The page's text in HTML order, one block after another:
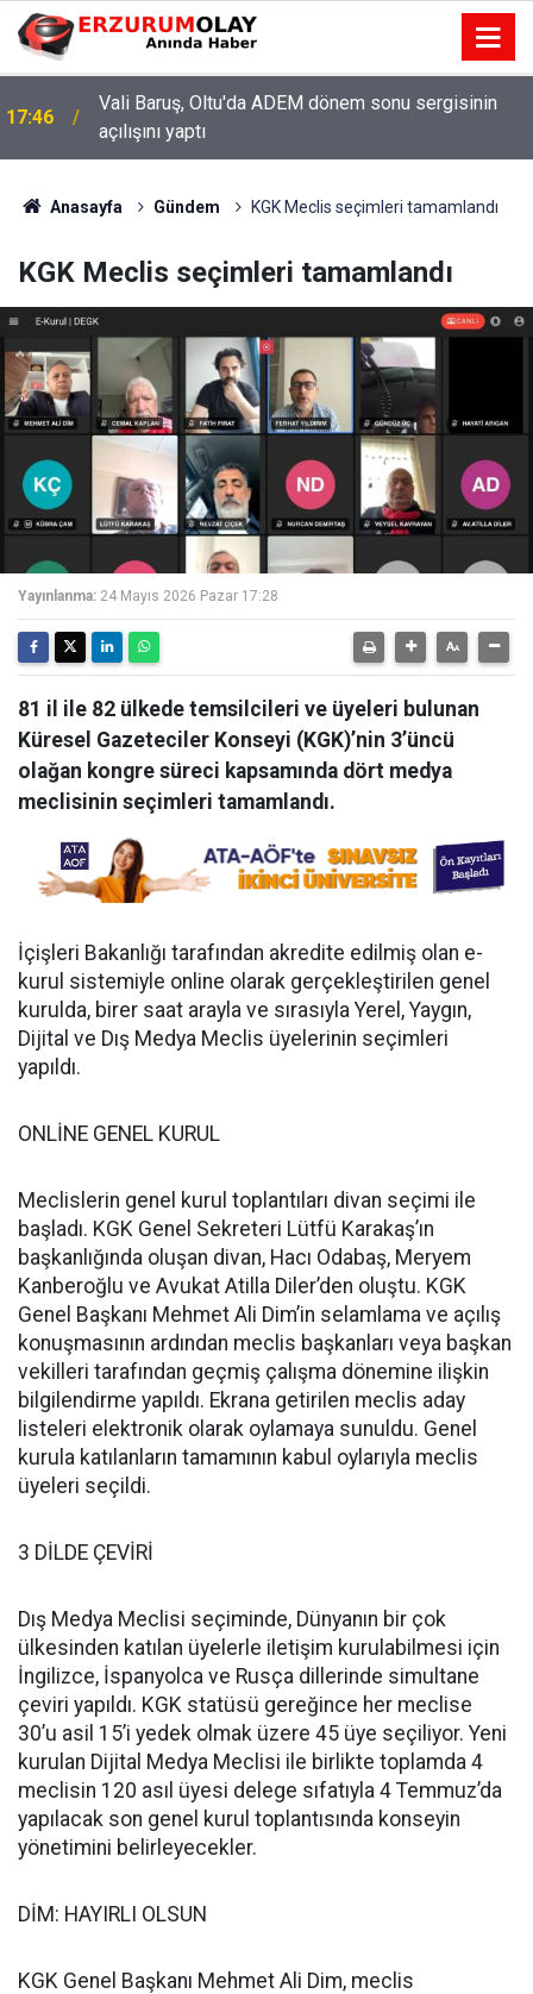
17:42
Şenkaya Belediye Başkanı Görbil Özcan partisinden
istifa etti
Anasayfa Gündem KGK Meclis seçimleri tamamlandı
KGK Meclis seçimleri tamamlandı
Yayınlanma: 24 Mayıs 2026 Pazar 17:28
81 il ile 82 ülkede temsilcileri ve üyeleri bulunan
Küresel Gazeteciler Konseyi (KGK)’nin 3’üncü
olağan kongre süreci kapsamında dört medya
meclisinin seçimleri tamamlandı.
İçişleri Bakanlığı tarafından akredite edilmiş olan e-
kurul sistemiyle online olarak gerçekleştirilen genel
kurulda, birer saat arayla ve sırasıyla Yerel, Yaygın,
Dijital ve Dış Medya Meclis üyelerinin seçimleri
yapıldı.
ONLİNE GENEL KURUL
Meclislerin genel kurul toplantıları divan seçimi ile
başladı. KGK Genel Sekreteri Lütfü Karakaş’ın
başkanlığında oluşan divan, Hacı Odabaş, Meryem
Kanberoğlu ve Avukat Atilla Diler’den oluştu. KGK
Genel Başkanı Mehmet Ali Dim’in selamlama ve açılış
konuşmasının ardından meclis başkanları veya başkan
vekilleri tarafından geçmiş çalışma dönemine ilişkin
bilgilendirme yapıldı. Ekrana getirilen meclis aday
listeleri elektronik olarak oylamaya sunuldu. Genel
kurula katılanların tamamının kabul oylarıyla meclis
üyeleri seçildi.
3 DİLDE ÇEVİRİ
Dış Medya Meclisi seçiminde, Dünyanın bir çok
ülkesinden katılan üyelerle iletişim kurulabilmesi için
İngilizce, İspanyolca ve Rusça dillerinde simultane
çeviri yapıldı. KGK statüsü gereğince her meclise
30’u asil 15’i yedek olmak üzere 45 üye seçiliyor. Yeni
kurulan Dijital Medya Meclisi ile birlikte toplamda 4
meclisin 120 asıl üyesi delege sıfatıyla 4 Temmuz’da
yapılacak son genel kurul toplantısında konseyin
yönetimini belirleyecekler.
DİM: HAYIRLI OLSUN
KGK Genel Başkanı Mehmet Ali Dim, meclis